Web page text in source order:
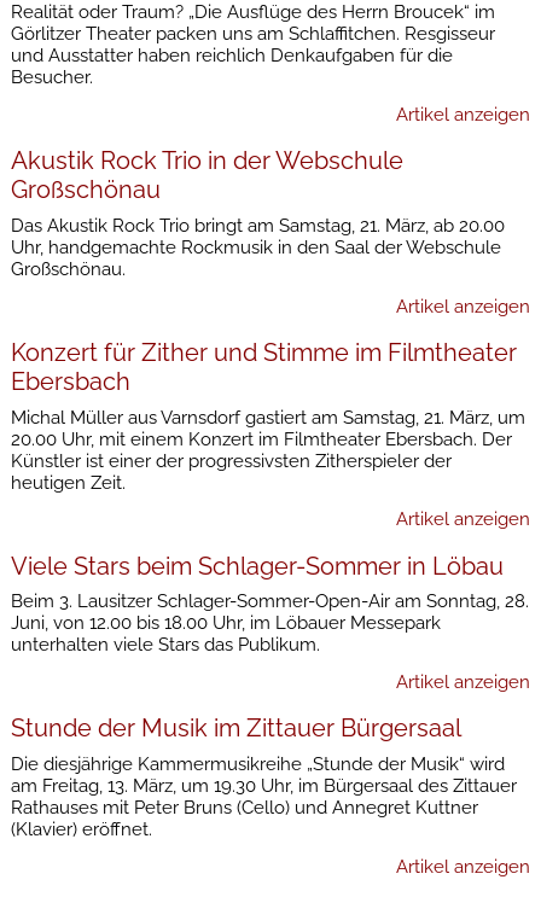
Realität oder Traum? „Die Ausflüge des Herrn Broucek“ im
Görlitzer Theater packen uns am Schlaffitchen. Resgisseur
und Ausstatter haben reichlich Denkaufgaben für die
Besucher.
Artikel anzeigen
Akustik Rock Trio in der Webschule
Großschönau
Das Akustik Rock Trio bringt am Samstag, 21. März, ab 20.00
Uhr, handgemachte Rockmusik in den Saal der Webschule
Großschönau.
Artikel anzeigen
Konzert für Zither und Stimme im Filmtheater
Ebersbach
Michal Müller aus Varnsdorf gastiert am Samstag, 21. März, um
20.00 Uhr, mit einem Konzert im Filmtheater Ebersbach. Der
Künstler ist einer der progressivsten Zitherspieler der
heutigen Zeit.
Artikel anzeigen
Viele Stars beim Schlager-Sommer in Löbau
Beim 3. Lausitzer Schlager-Sommer-Open-Air am Sonntag, 28.
Juni, von 12.00 bis 18.00 Uhr, im Löbauer Messepark
unterhalten viele Stars das Publikum.
Artikel anzeigen
Stunde der Musik im Zittauer Bürgersaal
Die diesjährige Kammermusikreihe „Stunde der Musik“ wird
am Freitag, 13. März, um 19.30 Uhr, im Bürgersaal des Zittauer
Rathauses mit Peter Bruns (Cello) und Annegret Kuttner
(Klavier) eröffnet.
Artikel anzeigen